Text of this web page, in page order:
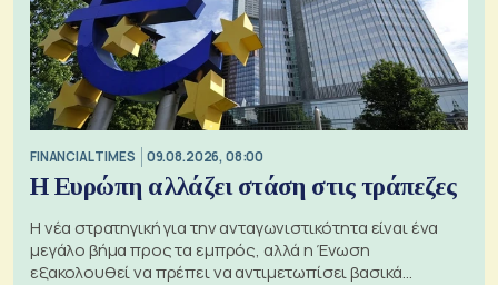
FINANCIAL TIMES 09.08.2026, 08:00
Η Ευρώπη αλλάζει στάση στις τράπεζες
Η νέα στρατηγική για την ανταγωνιστικότητα είναι ένα
μεγάλο βήμα προς τα εμπρός, αλλά η Ένωση
εξακολουθεί να πρέπει να αντιμετωπίσει βασικά